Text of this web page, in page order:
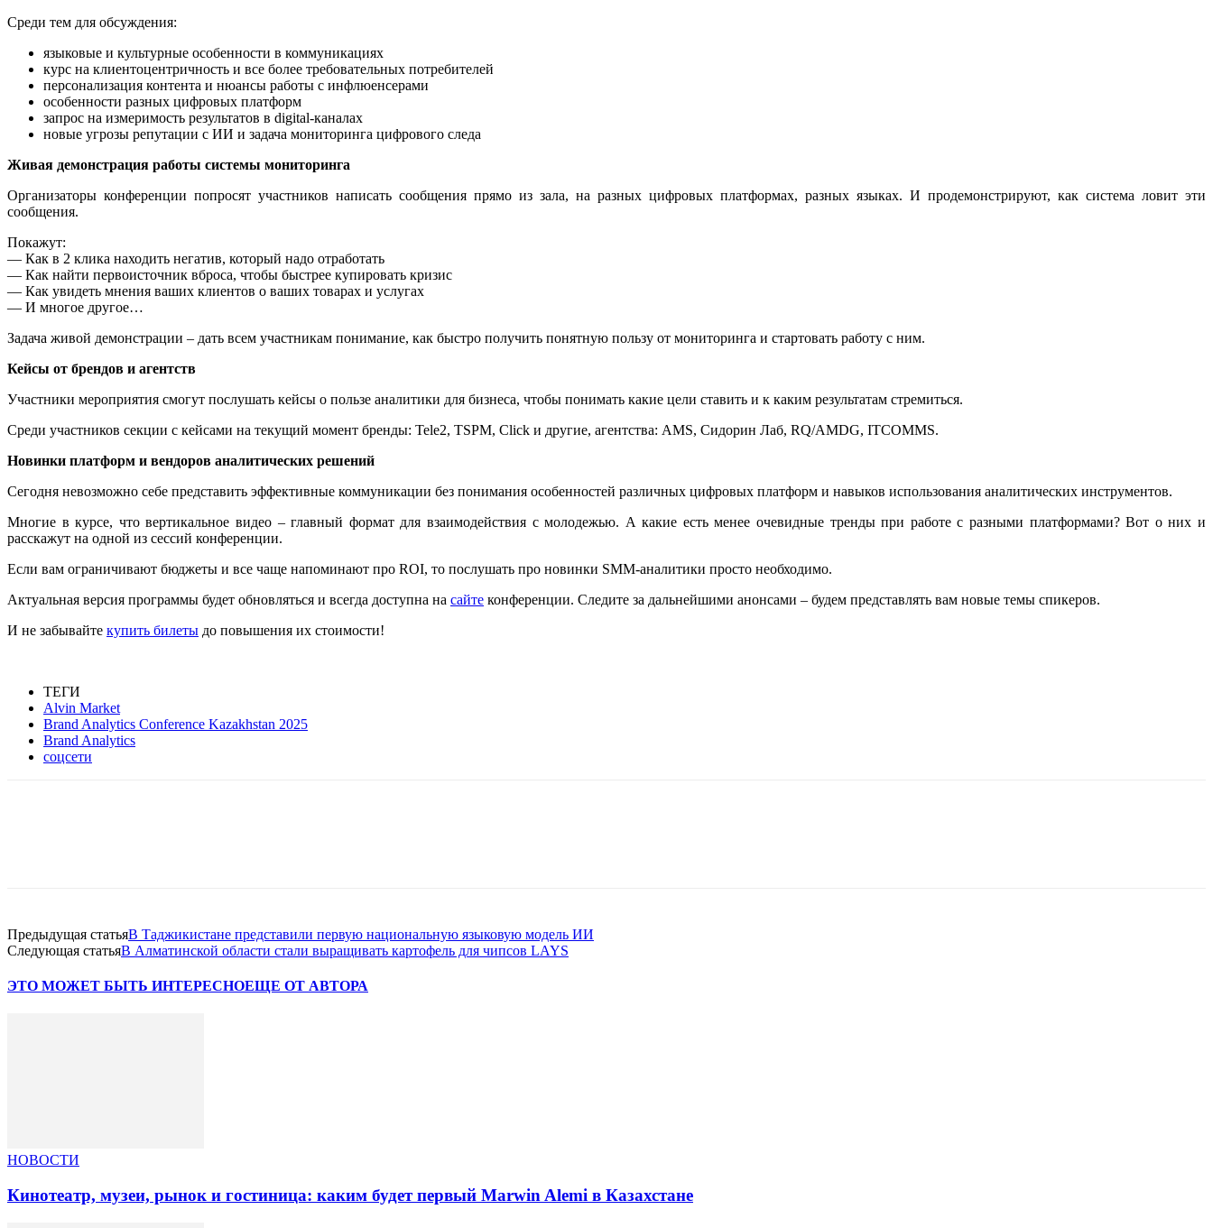
Среди тем для обсуждения:
языковые и культурные особенности в коммуникациях
курс на клиентоцентричность и все более требовательных потребителей
персонализация контента и нюансы работы с инфлюенсерами
особенности разных цифровых платформ
запрос на измеримость результатов в digital-каналах
новые угрозы репутации с ИИ и задача мониторинга цифрового следа
Живая демонстрация работы системы мониторинга
Организаторы конференции попросят участников написать сообщения прямо из зала, на разных цифровых платформах, разных языках. И продемонстрируют, как система ловит эти
сообщения.
Покажут:
— Как в 2 клика находить негатив, который надо отработать
— Как найти первоисточник вброса, чтобы быстрее купировать кризис
— Как увидеть мнения ваших клиентов о ваших товарах и услугах
— И многое другое…
Задача живой демонстрации – дать всем участникам понимание, как быстро получить понятную пользу от мониторинга и стартовать работу с ним.
Кейсы от брендов и агентств
Участники мероприятия смогут послушать кейсы о пользе аналитики для бизнеса, чтобы понимать какие цели ставить и к каким результатам стремиться.
Среди участников секции с кейсами на текущий момент бренды: Tele2, TSPM, Click и другие, агентства: AMS, Сидорин Лаб, RQ/AMDG, ITCOMMS.
Новинки платформ и вендоров аналитических решений
Сегодня невозможно себе представить эффективные коммуникации без понимания особенностей различных цифровых платформ и навыков использования аналитических инструментов.
Многие в курсе, что вертикальное видео – главный формат для взаимодействия с молодежью. А какие есть менее очевидные тренды при работе с разными платформами? Вот о них и
расскажут на одной из сессий конференции.
Если вам ограничивают бюджеты и все чаще напоминают про ROI, то послушать про новинки SMM-аналитики просто необходимо.
Актуальная версия программы будет обновляться и всегда доступна на сайте конференции. Следите за дальнейшими анонсами – будем представлять вам новые темы спикеров.
И не забывайте купить билеты до повышения их стоимости!
ТЕГИ
Alvin Market
Brand Analytics Conference Kazakhstan 2025
Вrand Analytics
соцсети
Предыдущая статьяВ Таджикистане представили первую национальную языковую модель ИИ
Следующая статьяВ Алматинской области cтали выращивать картофель для чипсов LAYS
ЭТО МОЖЕТ БЫТЬ ИНТЕРЕСНОЕЩЕ ОТ АВТОРА
НОВОСТИ
Кинотеатр, музеи, рынок и гостиница: каким будет первый Marwin Alemi в Казахстане